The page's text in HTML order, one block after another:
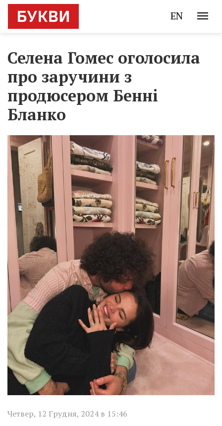
EN
Селена Гомес оголосила
про заручини з
продюсером Бенні
Бланко
Четвер, 12 Грудня, 2024 в 15:46